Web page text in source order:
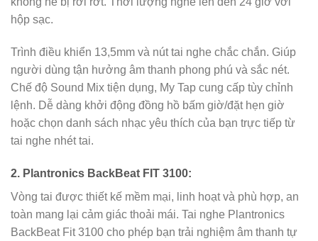
hộp sạc.
Trình điều khiển 13,5mm và nút tai nghe chắc chắn. Giúp
người dùng tận hưởng âm thanh phong phú và sắc nét.
Chế độ Sound Mix tiện dụng, My Tap cung cấp tùy chỉnh
lệnh. Dễ dàng khởi động đồng hồ bấm giờ/đặt hẹn giờ
hoặc chọn danh sách nhạc yêu thích của bạn trực tiếp từ
tai nghe nhét tai.
2. Plantronics BackBeat FIT 3100:
Vòng tai được thiết kế mềm mại, linh hoạt và phù hợp, an
toàn mang lại cảm giác thoải mái. Tai nghe Plantronics
BackBeat Fit 3100 cho phép bạn trải nghiệm âm thanh tự